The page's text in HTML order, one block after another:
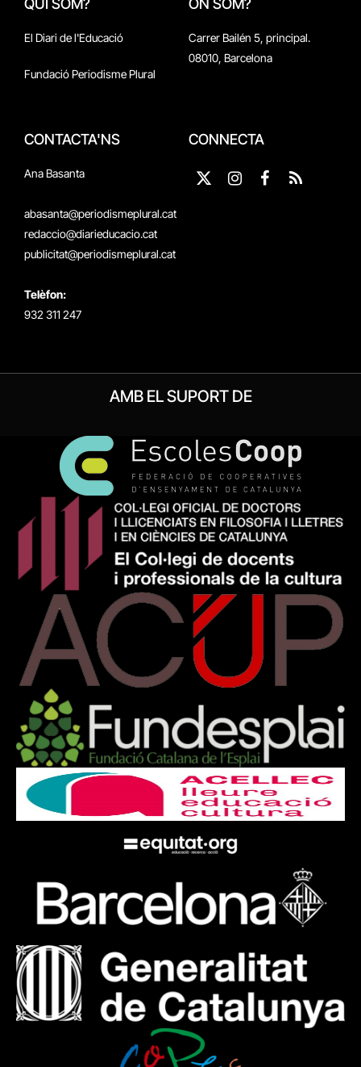
El Diari de l'Educació
Fundació Periodisme Plural
Carrer Bailén 5, principal.
08010, Barcelona
CONTACTA'NS
Ana Basanta
abasanta@periodismeplural.cat
redaccio@diarieducacio.cat
publicitat@periodismeplural.cat
Telèfon:
932 311 247
CONNECTA
X
InstagramFacebook
RSS
AMB EL SUPORT DE